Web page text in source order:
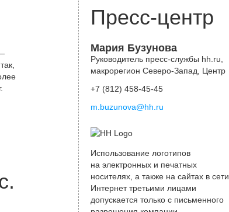
Пресс-центр
Мария Бузунова
Руководитель пресс-службы hh.ru,
макрорегион Северо-Запад, Центр
+7 (812) 458-45-45
m.buzunova@hh.ru
Использование логотипов
на электронных и печатных
носителях, а также на сайтах в сети
Интернет третьими лицами
допускается только с письменного